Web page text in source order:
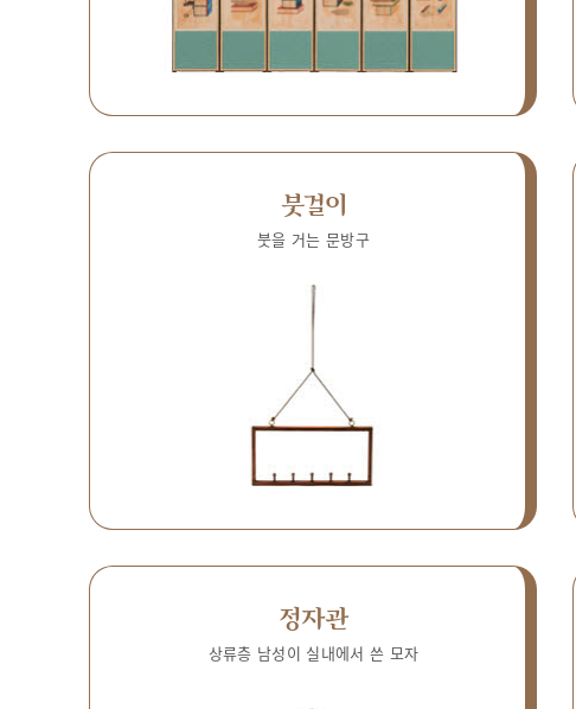
붓걸이
붓을 거는 문방구
정자관
상류층 남성이 실내에서 쓴 모자